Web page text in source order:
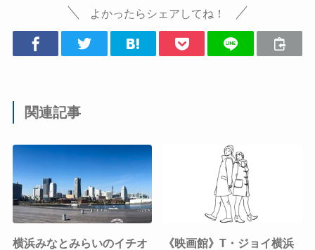
よかったらシェアしてね！
関連記事
横浜みなとみらいのイチオ
《映画館》T・ジョイ横浜